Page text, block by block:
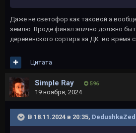
Даже не светофор как таковой а
землю. Вроде финал эпично должно
деревенского сортира за ДК во время
Цитата
Simple Ray 596
19 ноября, 2024
В 18.11.2024 в 20:35,